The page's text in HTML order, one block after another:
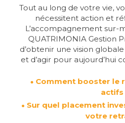
Tout au long de votre vie,
nécessitent action et
L’accompagnement sur-
QUATRIMONIA Gestion
d’obtenir une vision
et d’agir pour aujourd’hui
Comment booster le
actifs
Sur quel placement
votre